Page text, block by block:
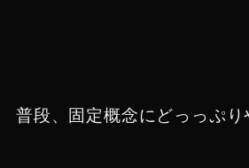
普段、固定概念にどっっぷり